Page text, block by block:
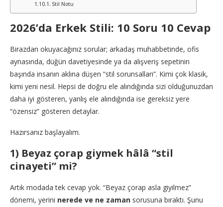
Stil Notu
2026’da Erkek Stili: 10 Soru 10 Cevap
Birazdan okuyacağınız sorular; arkadaş muhabbetinde, ofis
aynasında, düğün davetiyesinde ya da alışveriş sepetinin
başında insanın aklına düşen “stil sorunsalları”. Kimi çok klasik,
kimi yeni nesil. Hepsi de doğru ele alındığında sizi olduğunuzdan
daha iyi gösteren, yanlış ele alındığında ise gereksiz yere
“özensiz” gösteren detaylar.
Hazırsanız başlayalım.
1) Beyaz çorap giymek hâlâ “stil
cinayeti” mi?
Artık modada tek cevap yok. “Beyaz çorap asla giyilmez”
dönemi, yerini nerede ve ne zaman sorusuna bıraktı. Şunu